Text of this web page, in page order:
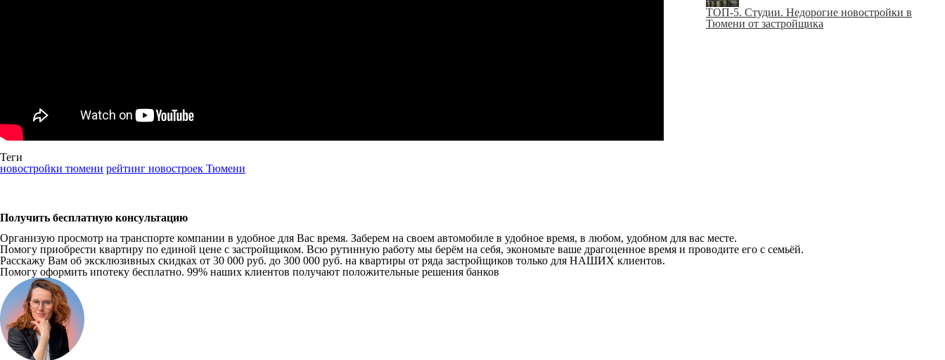
Теги
новостройки тюмени рейтинг новостроек Тюмени
ТОП-5. Студии. Недорогие новостройки в
Тюмени от застройщика
Получить бесплатную консультацию
Организую просмотр на транспорте компании в удобное для Вас время. Заберем на своем автомобиле в удобное время, в любом, удобном для вас месте.
Помогу приобрести квартиру по единой цене с застройщиком. Всю рутинную работу мы берём на себя, экономьте ваше драгоценное время и проводите его с семьёй.
Расскажу Вам об эксклюзивных скидках от 30 000 руб. до 300 000 руб. на квартиры от ряда застройщиков только для НАШИХ клиентов.
Помогу оформить ипотеку бесплатно. 99% наших клиентов получают положительные решения банков